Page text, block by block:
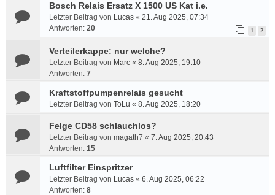
Bosch Relais Ersatz X 1500 US Kat i.e.
Letzter Beitrag von Lucas « 21. Aug 2025, 07:34
Antworten: 20 1 2
Verteilerkappe: nur welche?
Letzter Beitrag von Marc « 8. Aug 2025, 19:10
Antworten: 7
Kraftstoffpumpenrelais gesucht
Letzter Beitrag von ToLu « 8. Aug 2025, 18:20
Felge CD58 schlauchlos?
Letzter Beitrag von magath7 « 7. Aug 2025, 20:43
Antworten: 15
Luftfilter Einspritzer
Letzter Beitrag von Lucas « 6. Aug 2025, 06:22
Antworten: 8